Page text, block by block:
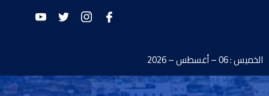
الخميس : 06 – أغسطس – 2026